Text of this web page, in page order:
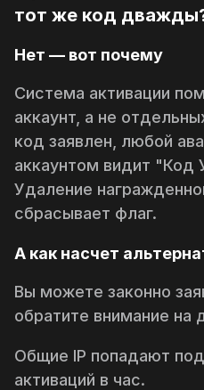
тот же код
Нет — вот почему
Система активации
аккаунт , а не
код заявлен, любой
аккаунтом видит "Код
Удаление
сбрасывает флаг.
А как насчет
Вы можете законно
обратите внимание на
Общие IP попадают
активаций в час.